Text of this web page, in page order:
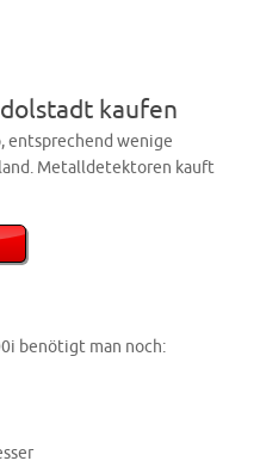
kaufen
entsprechend wenige
Metalldetektoren kauft
benötigt man noch: